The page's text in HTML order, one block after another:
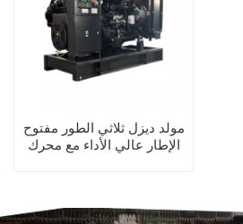
مولد ديزل ثلاثي الطور مفتوح
الإطار عالي الأداء مع محرك